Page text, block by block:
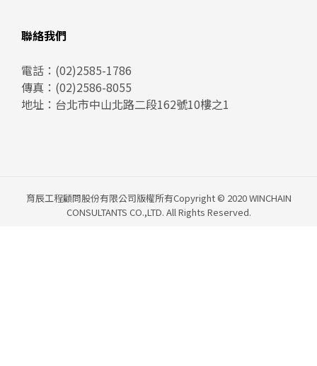
聯絡我們
電話： (02)2585-1786
傳真：(02)2586-8055
地址： 台北市中山北路二段162號10樓之1
育辰工程顧問股份有限公司版權所有Copyright © 2020 WINCHAIN
CONSULTANTS CO.,LTD. All Rights Reserved.